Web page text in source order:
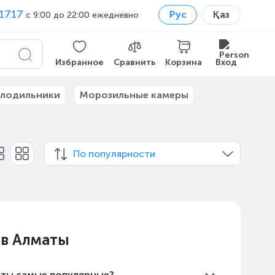
1717 с 9:00 до 22:00 ежедневно Рус Қаз
Избранное Сравнить Корзина Вход
Морозильные камеры
По популярности
Алматы